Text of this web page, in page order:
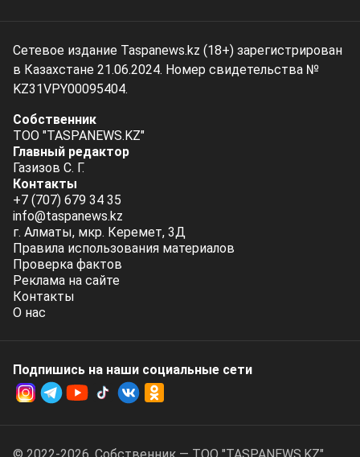
Сетевое издание Taspanews.kz (18+) зарегистрирован
в Казахстане 21.06.2024. Номер свидетельства №
KZ31VPY00095404.
Собственник
ТОО "TASPANEWS.KZ"
Главный редактор
Газизов С. Г.
Контакты
+7 (707) 679 34 35
info@taspanews.kz
г. Алматы, мкр. Керемет, 3Д
Правила использования материалов
Проверка фактов
Реклама на сайте
Контакты
О нас
Подпишись на наши социальные cети